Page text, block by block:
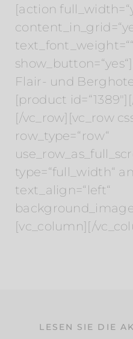
[action
text_font_weight=““
Flair- und
[product
[/vc_row][vc_row
row_type=“row“
type=“full_width“
text_align=“left“
[vc_column][/
LESEN SIE DIE